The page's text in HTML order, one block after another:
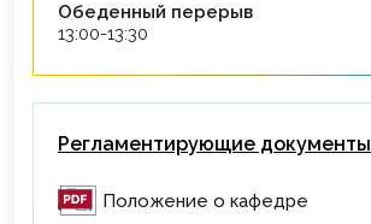
Обеденный перерыв
13:00-13:30
Регламентирующие документы
Положение о кафедре